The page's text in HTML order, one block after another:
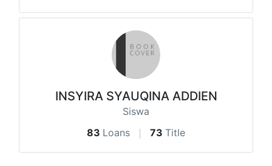
INSYIRA SYAUQINA ADDIEN
Siswa
83 Loans 73 Title